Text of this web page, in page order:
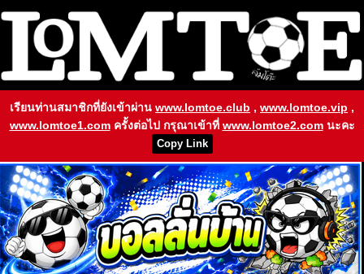
เรียนท่านสมาชิกที่ยังเข้าผ่าน www.lomtoe.club , www.lomtoe.vip ,
www.lomtoe1.com ครั้งต่อไป กรุณาเข้าที่ www.lomtoe2.comนะคะ
Copy Link